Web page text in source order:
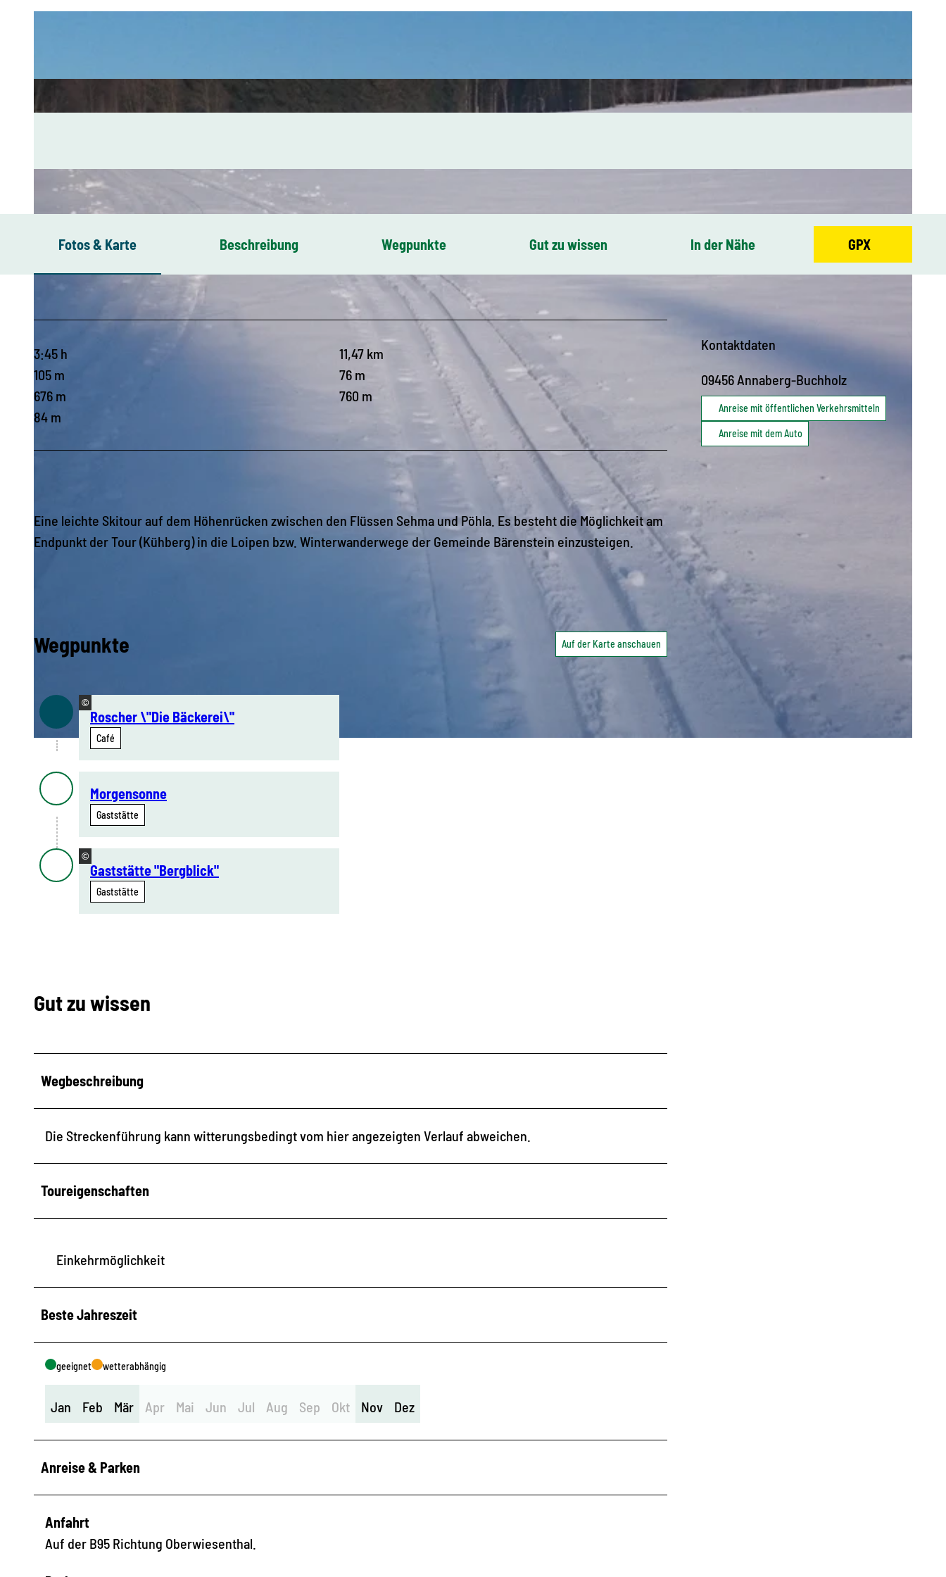
© Ulrich Falk, Stadt Annaberg-Buchholz
Fotos & Karte Beschreibung Wegpunkte Gut zu wissen In der Nähe GPX
3:45 h
11,47 km
105 m
76 m
676 m
760 m
84 m
Eine leichte Skitour auf dem Höhenrücken zwischen den Flüssen Sehma und Pöhla. Es besteht die Möglichkeit am
Endpunkt der Tour (Kühberg) in die Loipen bzw. Winterwanderwege der Gemeinde Bärenstein einzusteigen.
Wegpunkte Auf der Karte anschauen
©
Roscher \"Die Bäckerei\"
Café
Morgensonne
Gaststätte
©
Gaststätte "Bergblick"
Gaststätte
Gut zu wissen
Wegbeschreibung
Die Streckenführung kann witterungsbedingt vom hier angezeigten Verlauf abweichen.
Toureigenschaften
Einkehrmöglichkeit
Beste Jahreszeit
geeignet wetterabhängig
Jan Feb Mär Apr Mai Jun Jul Aug Sep Okt Nov Dez
Anreise & Parken
Anfahrt
Auf der B95 Richtung Oberwiesenthal.
Kontaktdaten
09456 Annaberg-Buchholz
Anreise mit öffentlichen Verkehrsmitteln
Anreise mit dem Auto